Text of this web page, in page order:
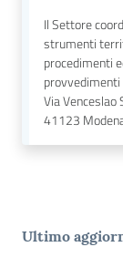
Il Settore
strumenti
procedimenti
provvedimenti
Via Venceslao
41123
Ultimo